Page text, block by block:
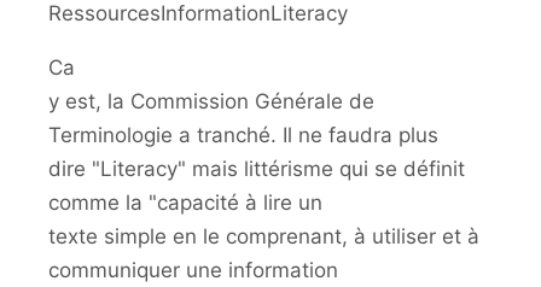
RessourcesInformationLiteracy
Ca
y est, la Commission Générale de
Terminologie a tranché. Il ne faudra plus
dire "Literacy" mais littérisme qui se définit
comme la "capacité à lire un
texte simple en le comprenant, à utiliser et à
communiquer une information